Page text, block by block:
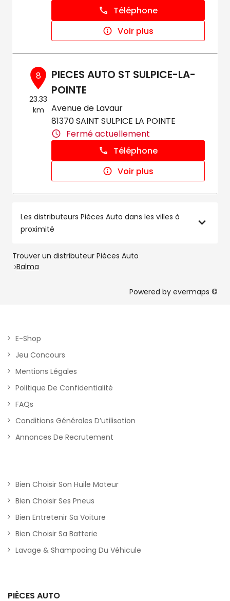
Téléphone
Voir plus
8
23.33
km
PIECES AUTO ST SULPICE-LA-
POINTE
Avenue de Lavaur
81370 SAINT SULPICE LA POINTE
Fermé actuellement
Téléphone
Voir plus
Les distributeurs Pièces Auto dans les villes à
proximité
Trouver un distributeur Pièces Auto
Balma
Powered by evermaps ©
E-Shop
Jeu Concours
Mentions Légales
Politique De Confidentialité
FAQs
Conditions Générales D’utilisation
Annonces De Recrutement
Bien Choisir Son Huile Moteur
Bien Choisir Ses Pneus
Bien Entretenir Sa Voiture
Bien Choisir Sa Batterie
Lavage & Shampooing Du Véhicule
PIÈCES AUTO